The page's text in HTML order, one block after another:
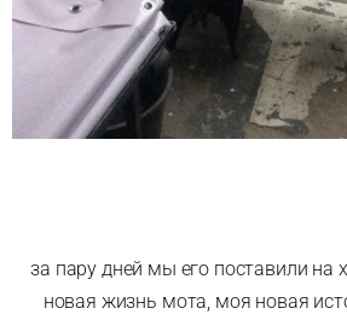
за пару дней мы его поставили на
новая жизнь мота, моя новая